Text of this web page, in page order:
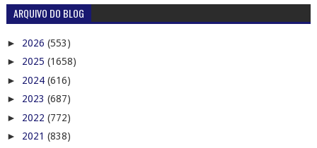
ARQUIVO DO BLOG
► 2026 (553)
► 2025 (1658)
► 2024 (616)
► 2023 (687)
► 2022 (772)
► 2021 (838)